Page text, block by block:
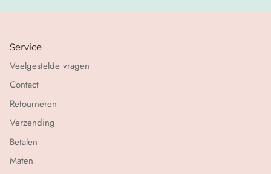
Service
Veelgestelde vragen
Contact
Retourneren
Verzending
Betalen
Maten